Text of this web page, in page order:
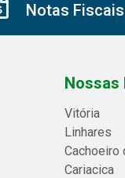
Notas Fiscais
Nossas
Vitória
Linhares
Cachoeiro
Cariacica